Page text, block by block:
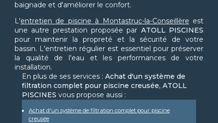
baignade et d'améliorer le confort.
L'entretien de piscine à Montastruc-la-Conseillère est
une autre prestation proposée par ATOLL PISCINES
pour maintenir la propreté et la sécurité de votre
bassin. L'entretien régulier est essentiel pour préserver
la qualité de l'eau et les performances de votre
installation.
En plus de ses services : Achat d'un système de
filtration complet pour piscine creusée, ATOLL
PISCINES vous propose aussi :
Achat d'un système de filtration complet pour piscine
creusée